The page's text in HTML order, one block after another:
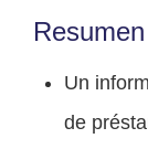
Resumen
Un
de